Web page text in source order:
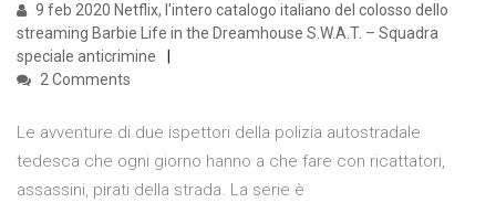
9 feb 2020 Netflix, l'intero catalogo italiano del colosso dello
streaming Barbie Life in the Dreamhouse S.W.A.T. – Squadra
speciale anticrimine
2 Comments
Le avventure di due ispettori della polizia autostradale
tedesca che ogni giorno hanno a che fare con ricattatori,
assassini, pirati della strada. La serie è